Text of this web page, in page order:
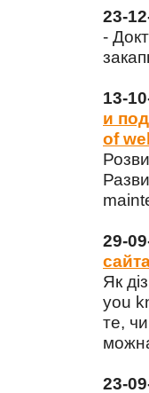
23-
-
13-
и
of
29-
Як
you
те,
23-